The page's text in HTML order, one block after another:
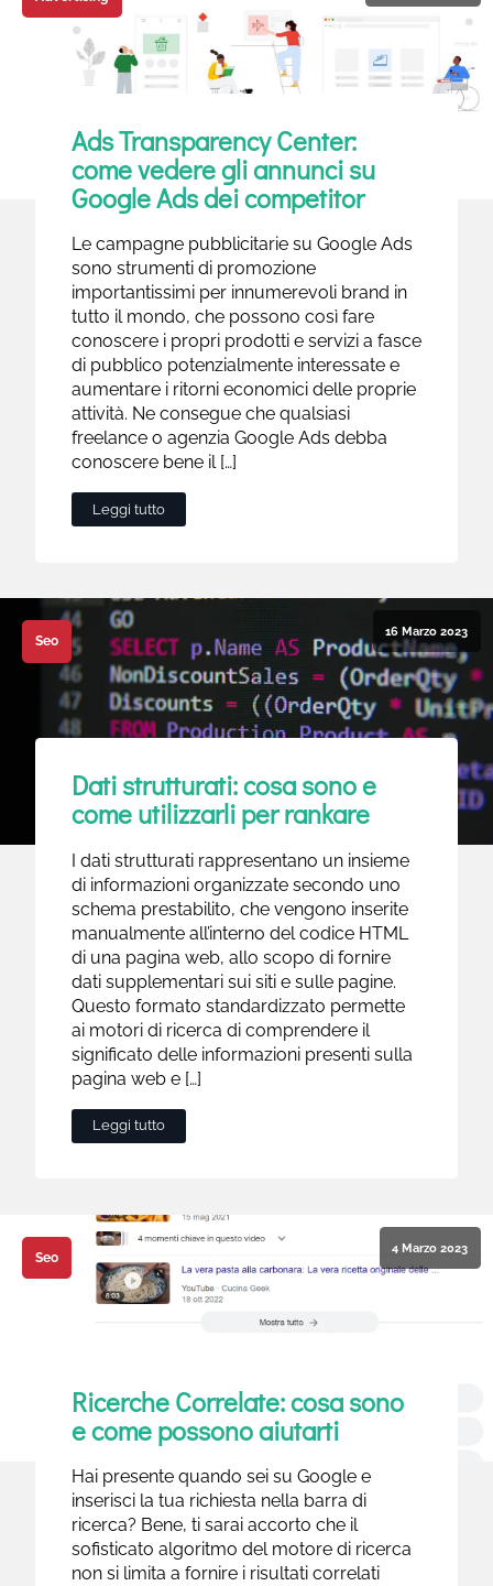
Ads Transparency Center:
come vedere gli annunci su
Google Ads dei competitor
Le campagne pubblicitarie su Google Ads
sono strumenti di promozione
importantissimi per innumerevoli brand in
tutto il mondo, che possono così fare
conoscere i propri prodotti e servizi a fasce
di pubblico potenzialmente interessate e
aumentare i ritorni economici delle proprie
attività. Ne consegue che qualsiasi
freelance o agenzia Google Ads debba
conoscere bene il […]
Leggi tutto
16 Marzo 2023
Seo
Dati strutturati: cosa sono e
come utilizzarli per rankare
I dati strutturati rappresentano un insieme
di informazioni organizzate secondo uno
schema prestabilito, che vengono inserite
manualmente all’interno del codice HTML
di una pagina web, allo scopo di fornire
dati supplementari sui siti e sulle pagine.
Questo formato standardizzato permette
ai motori di ricerca di comprendere il
significato delle informazioni presenti sulla
pagina web e […]
Leggi tutto
4 Marzo 2023
Seo
Ricerche Correlate: cosa sono
e come possono aiutarti
Hai presente quando sei su Google e
inserisci la tua richiesta nella barra di
ricerca? Bene, ti sarai accorto che il
sofisticato algoritmo del motore di ricerca
non si limita a fornire i risultati correlati